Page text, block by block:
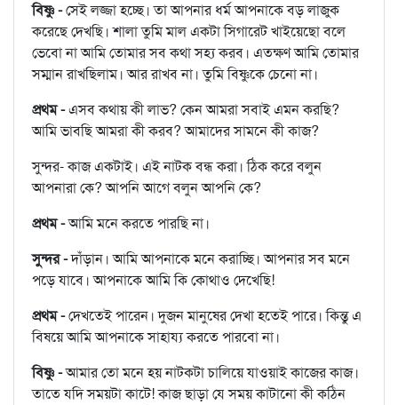
বিষ্ণু -সেই লজ্জা হচ্ছে। তা আপনার ধর্ম আপনাকে বড় লাজুক
করেছে দেখছি। শালা তুমি মাল একটা সিগারেট খাইয়েছো বলে
ভেবো না আমি তোমার সব কথা সহ্য করব। এতক্ষণ আমি তোমার
সম্মান রাখছিলাম। আর রাখব না। তুমি বিষ্ণুকে চেনো না।
প্রথম -এসব কথায় কী লাভ? কেন আমরা সবাই এমন করছি?
আমি ভাবছি আমরা কী করব? আমাদের সামনে কী কাজ?
সুন্দর- কাজ একটাই। এই নাটক বন্ধ করা। ঠিক করে বলুন
আপনারা কে? আপনি আগে বলুন আপনি কে?
প্রথম -আমি মনে করতে পারছি না।
সুন্দর -দাঁড়ান। আমি আপনাকে মনে করাচ্ছি। আপনার সব মনে
পড়ে যাবে। আপনাকে আমি কি কোথাও দেখেছি!
প্রথম -দেখতেই পারেন। দুজন মানুষের দেখা হতেই পারে। কিন্তু এ
বিষয়ে আমি আপনাকে সাহায্য করতে পারবো না।
বিষ্ণু -আমার তো মনে হয় নাটকটা চালিয়ে যাওয়াই কাজের কাজ।
তাতে যদি সময়টা কাটে! কাজ ছাড়া যে সময় কাটানো কী কঠিন